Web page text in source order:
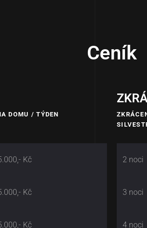
Ceník
DOMU / TÝDEN
Kč
Kč
Kč
2 noci
3 noci
4 noci